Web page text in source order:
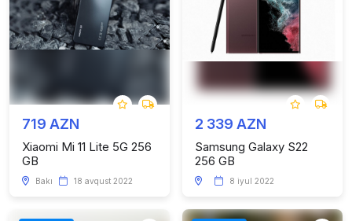
719 AZN
Xiaomi Mi 11 Lite 5G 256
GB
Bakı 18 avqust 2022
2 339 AZN
Samsung Galaxy S22
256 GB
8 iyul 2022